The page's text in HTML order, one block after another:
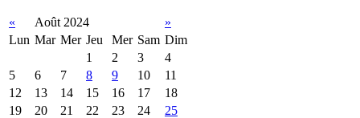
« Août 2024
»
Lun Mar Mer Jeu Mer Sam Dim
1
2 3
4
5
6 7 8 9 10
11
12
13 14 15 16 17
18
19
20 21 22 23 24
25